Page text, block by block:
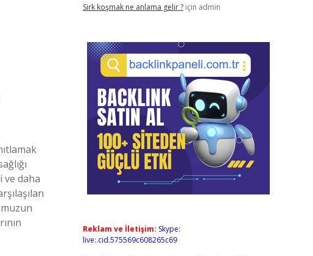
ve daha
Sirk koşmak ne anlama gelir ?için admin
Reklam ve İletişim: Skype:
live:.cid.575569c608265c69